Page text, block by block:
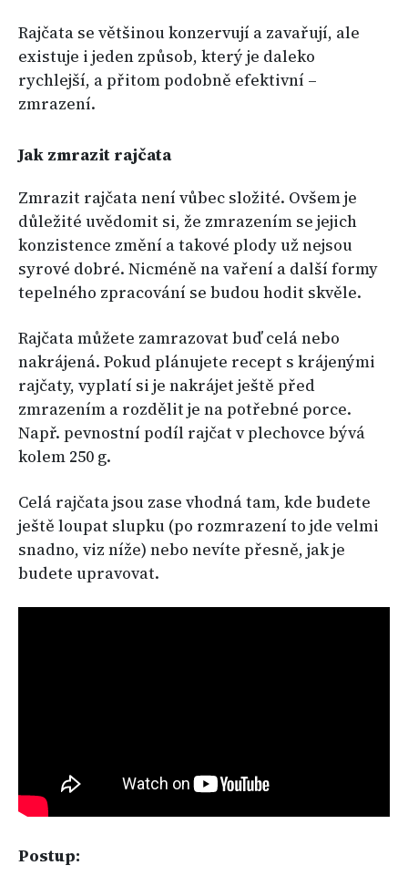
Rajčata se většinou konzervují a zavařují, ale
existuje i jeden způsob, který je daleko
rychlejší, a přitom podobně efektivní –
zmrazení.
Jak zmrazit rajčata
Zmrazit rajčata není vůbec složité. Ovšem je
důležité uvědomit si, že zmrazením se jejich
konzistence změní a takové plody už nejsou
syrové dobré. Nicméně na vaření a další formy
tepelného zpracování se budou hodit skvěle.
Rajčata můžete zamrazovat buď celá nebo
nakrájená. Pokud plánujete recept s krájenými
rajčaty, vyplatí si je nakrájet ještě před
zmrazením a rozdělit je na potřebné porce.
Např. pevnostní podíl rajčat v plechovce bývá
kolem 250 g.
Celá rajčata jsou zase vhodná tam, kde budete
ještě loupat slupku (po rozmrazení to jde velmi
snadno, viz níže) nebo nevíte přesně, jak je
budete upravovat.
Postup: